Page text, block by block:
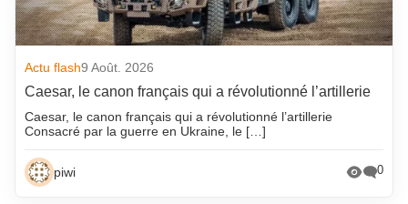
Actu flash9 Août. 2026
Caesar, le canon français qui a révolutionné l’artillerie
Caesar, le canon français qui a révolutionné l’artillerie
Consacré par la guerre en Ukraine, le […]
piwi 0